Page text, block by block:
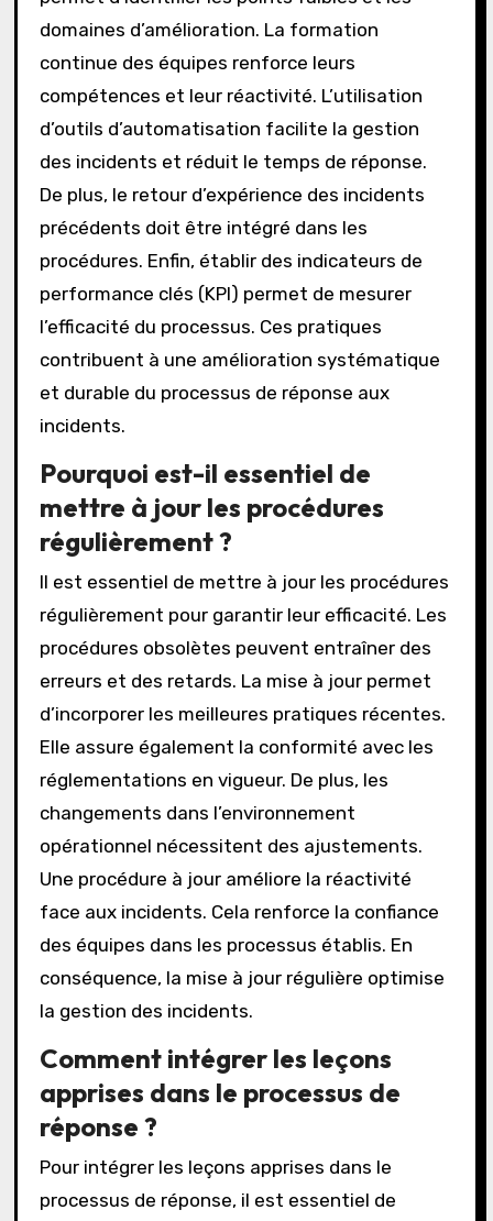
domaines d’amélioration. La formation
continue des équipes renforce leurs
compétences et leur réactivité. L’utilisation
d’outils d’automatisation facilite la gestion
des incidents et réduit le temps de réponse.
De plus, le retour d’expérience des incidents
précédents doit être intégré dans les
procédures. Enfin, établir des indicateurs de
performance clés (KPI) permet de mesurer
l’efficacité du processus. Ces pratiques
contribuent à une amélioration systématique
et durable du processus de réponse aux
incidents.
Pourquoi est-il essentiel de
mettre à jour les procédures
régulièrement ?
Il est essentiel de mettre à jour les procédures
régulièrement pour garantir leur efficacité. Les
procédures obsolètes peuvent entraîner des
erreurs et des retards. La mise à jour permet
d’incorporer les meilleures pratiques récentes.
Elle assure également la conformité avec les
réglementations en vigueur. De plus, les
changements dans l’environnement
opérationnel nécessitent des ajustements.
Une procédure à jour améliore la réactivité
face aux incidents. Cela renforce la confiance
des équipes dans les processus établis. En
conséquence, la mise à jour régulière optimise
la gestion des incidents.
Comment intégrer les leçons
apprises dans le processus de
réponse ?
Pour intégrer les leçons apprises dans le
processus de réponse, il est essentiel de